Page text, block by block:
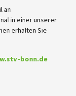
an
in einer unserer
erhalten Sie
bonn.de